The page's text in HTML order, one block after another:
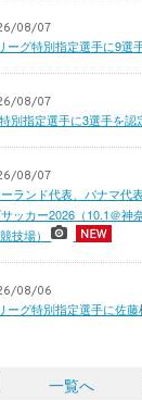
08/07
ーグ特別指定選手に9選
08/07
別指定選手に3選手を
08/07
ランド代表、パナマ代
ッカー2026（10.1＠神
技場）
08/06
グ特別指定選手に佐藤
一覧へ